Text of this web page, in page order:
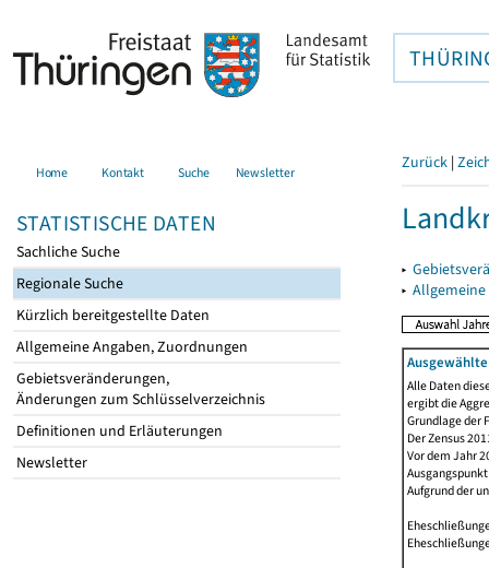
Home Kontakt Suche Newsletter
STATISTISCHE DATEN
Sachliche Suche
Regionale Suche
Kürzlich bereitgestellte Daten
Allgemeine Angaben, Zuordnungen
Gebietsveränderungen,
Änderungen zum Schlüsselverzeichnis
Definitionen und Erläuterungen
Newsletter
Zurück |
▸
▸
Alle Daten
ergibt die
Grundlage der
Der Zensus
Vor dem Jahr
Aufgrund der